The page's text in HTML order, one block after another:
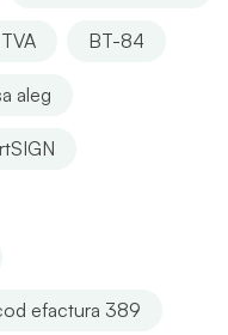
BT-84
aleg
efactura 389